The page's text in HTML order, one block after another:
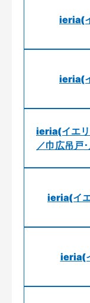
ieria(
ieria(
ieria(イエリ
／巾広吊戸
ieria(イ
ieria(